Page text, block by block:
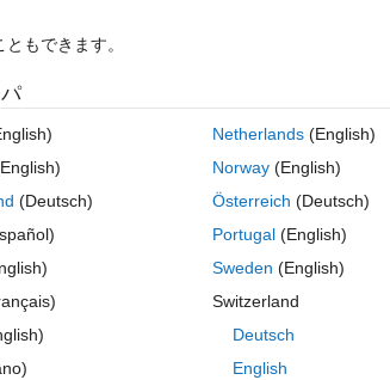
the for each block in which the system is
initial states. I tried a random vector however
the initial state from workspace. Or is there a
もできます。
(Deutsch)
Netherlands(English)
Norway(English)
Österreich (Deutsch)
Portugal(English)
Sweden (English)
Switzerland
Deutsch
English